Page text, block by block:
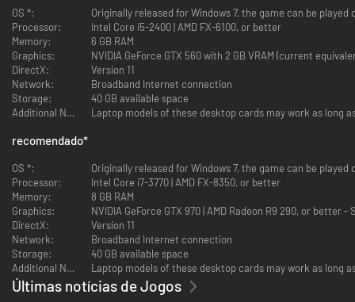
Mobilize-se contra inimigos em tiroteios intensos com cobertura onde o
Progressão Extensa de Equipamento
OS *:
Originally released for Windows 7, the game can be played
Processor:
Intel Core i5-2400 | AMD FX-6100, or better
Memory:
6 GB RAM
Graphics:
NVIDIA GeForce GTX 560 with 2 GB VRAM (current
DirectX:
Version 11
Network:
Broadband Internet connection
Storage:
40 GB available space
Additional Notes:
recomendado*
OS *:
Originally released for Windows 7, the game can be played
Processor:
Intel Core i7-3770 | AMD FX-8350, or better
Memory:
8 GB RAM
Graphics:
NVIDIA GeForce GTX 970 | AMD Radeon R9 290, or better
DirectX:
Version 11
Network:
Broadband Internet connection
Storage:
40 GB available space
Additional Notes:
Últimas notícias de Jogos